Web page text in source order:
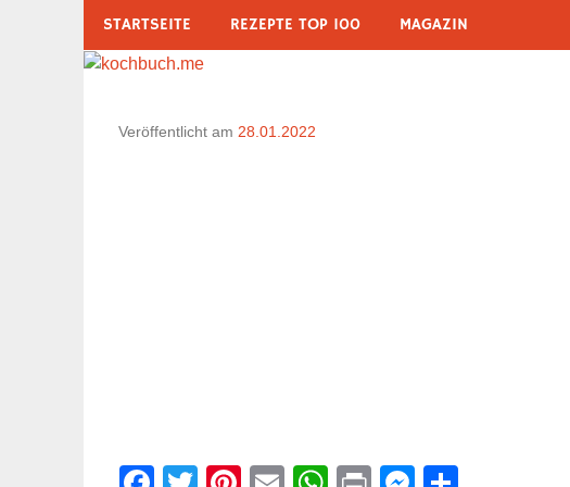
springen
STARTSEITE REZEPTE TOP 100 MAGAZIN
Veröffentlicht am 28.01.2022